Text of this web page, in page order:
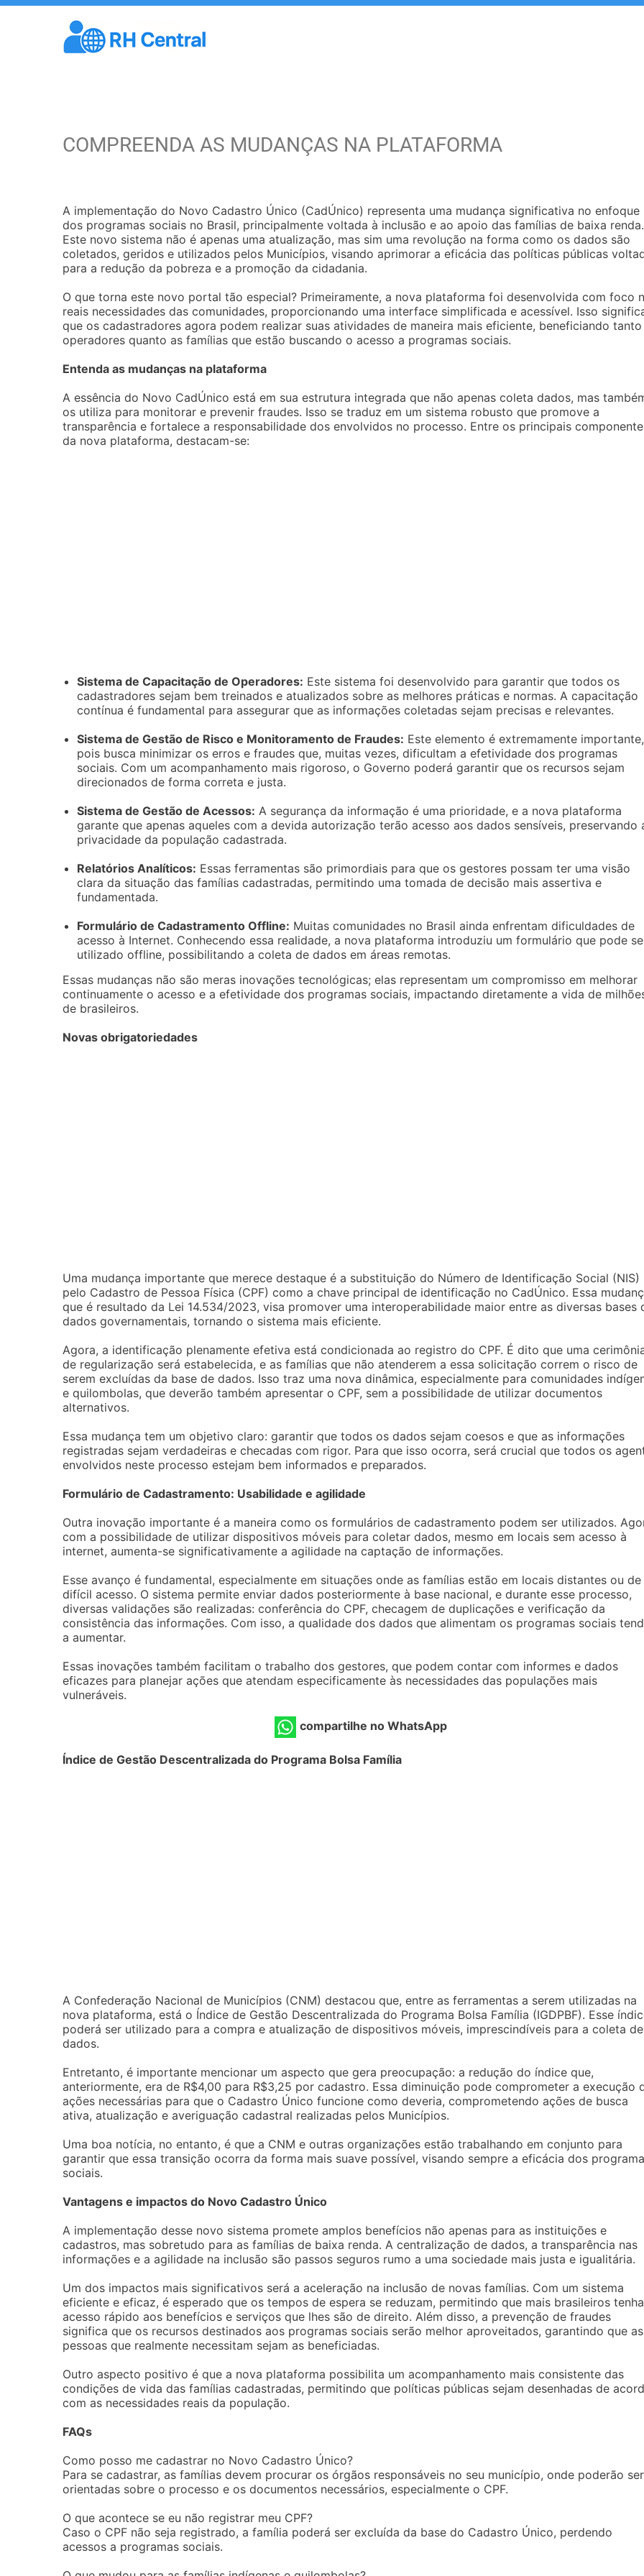
COMPREENDA AS MUDANÇAS NA PLATAFORMA
A implementação do Novo Cadastro Único (CadÚnico) representa uma mudança significativa no enfoque
dos programas sociais no Brasil, principalmente voltada à inclusão e ao apoio das famílias de baixa renda.
Este novo sistema não é apenas uma atualização, mas sim uma revolução na forma como os dados são
coletados, geridos e utilizados pelos Municípios, visando aprimorar a eficácia das políticas públicas
para a redução da pobreza e a promoção da cidadania.
O que torna este novo portal tão especial? Primeiramente, a nova plataforma foi desenvolvida com foco
reais necessidades das comunidades, proporcionando uma interface simplificada e acessível. Isso
que os cadastradores agora podem realizar suas atividades de maneira mais eficiente, beneficiando
operadores quanto as famílias que estão buscando o acesso a programas sociais.
Entenda as mudanças na plataforma
A essência do Novo CadÚnico está em sua estrutura integrada que não apenas coleta dados, mas
os utiliza para monitorar e prevenir fraudes. Isso se traduz em um sistema robusto que promove a
transparência e fortalece a responsabilidade dos envolvidos no processo. Entre os principais
da nova plataforma, destacam-se:
Sistema de Capacitação de Operadores: Este sistema foi desenvolvido para garantir que todos os
cadastradores sejam bem treinados e atualizados sobre as melhores práticas e normas. A capacitação
contínua é fundamental para assegurar que as informações coletadas sejam precisas e relevantes.
Sistema de Gestão de Risco e Monitoramento de Fraudes: Este elemento é extremamente importante,
pois busca minimizar os erros e fraudes que, muitas vezes, dificultam a efetividade dos programas
sociais. Com um acompanhamento mais rigoroso, o Governo poderá garantir que os recursos sejam
direcionados de forma correta e justa.
Sistema de Gestão de Acessos: A segurança da informação é uma prioridade, e a nova plataforma
garante que apenas aqueles com a devida autorização terão acesso aos dados sensíveis, preservando
privacidade da população cadastrada.
Relatórios Analíticos: Essas ferramentas são primordiais para que os gestores possam ter uma visão
clara da situação das famílias cadastradas, permitindo uma tomada de decisão mais assertiva e
fundamentada.
Formulário de Cadastramento Offline: Muitas comunidades no Brasil ainda enfrentam dificuldades de
acesso à Internet. Conhecendo essa realidade, a nova plataforma introduziu um formulário que pode
utilizado offline, possibilitando a coleta de dados em áreas remotas.
Essas mudanças não são meras inovações tecnológicas; elas representam um compromisso em melhorar
continuamente o acesso e a efetividade dos programas sociais, impactando diretamente a vida de
de brasileiros.
Novas obrigatoriedades
Uma mudança importante que merece destaque é a substituição do Número de Identificação Social (NIS)
pelo Cadastro de Pessoa Física (CPF) como a chave principal de identificação no CadÚnico. Essa
que é resultado da Lei 14.534/2023, visa promover uma interoperabilidade maior entre as diversas bases
dados governamentais, tornando o sistema mais eficiente.
Agora, a identificação plenamente efetiva está condicionada ao registro do CPF. É dito que uma
de regularização será estabelecida, e as famílias que não atenderem a essa solicitação correm o risco de
serem excluídas da base de dados. Isso traz uma nova dinâmica, especialmente para comunidades
e quilombolas, que deverão também apresentar o CPF, sem a possibilidade de utilizar documentos
alternativos.
Essa mudança tem um objetivo claro: garantir que todos os dados sejam coesos e que as informações
registradas sejam verdadeiras e checadas com rigor. Para que isso ocorra, será crucial que todos os
envolvidos neste processo estejam bem informados e preparados.
Formulário de Cadastramento: Usabilidade e agilidade
Outra inovação importante é a maneira como os formulários de cadastramento podem ser utilizados.
com a possibilidade de utilizar dispositivos móveis para coletar dados, mesmo em locais sem acesso à
internet, aumenta-se significativamente a agilidade na captação de informações.
Esse avanço é fundamental, especialmente em situações onde as famílias estão em locais distantes ou de
difícil acesso. O sistema permite enviar dados posteriormente à base nacional, e durante esse processo,
diversas validações são realizadas: conferência do CPF, checagem de duplicações e verificação da
consistência das informações. Com isso, a qualidade dos dados que alimentam os programas sociais
a aumentar.
Essas inovações também facilitam o trabalho dos gestores, que podem contar com informes e dados
eficazes para planejar ações que atendam especificamente às necessidades das populações mais
vulneráveis.
compartilhe no WhatsApp
Índice de Gestão Descentralizada do Programa Bolsa Família
A Confederação Nacional de Municípios (CNM) destacou que, entre as ferramentas a serem utilizadas na
nova plataforma, está o Índice de Gestão Descentralizada do Programa Bolsa Família (IGDPBF). Esse
poderá ser utilizado para a compra e atualização de dispositivos móveis, imprescindíveis para a coleta de
dados.
Entretanto, é importante mencionar um aspecto que gera preocupação: a redução do índice que,
anteriormente, era de R$4,00 para R$3,25 por cadastro. Essa diminuição pode comprometer a execução
ações necessárias para que o Cadastro Único funcione como deveria, comprometendo ações de busca
ativa, atualização e averiguação cadastral realizadas pelos Municípios.
Uma boa notícia, no entanto, é que a CNM e outras organizações estão trabalhando em conjunto para
garantir que essa transição ocorra da forma mais suave possível, visando sempre a eficácia dos
sociais.
Vantagens e impactos do Novo Cadastro Único
A implementação desse novo sistema promete amplos benefícios não apenas para as instituições e
cadastros, mas sobretudo para as famílias de baixa renda. A centralização de dados, a transparência nas
informações e a agilidade na inclusão são passos seguros rumo a uma sociedade mais justa e igualitária.
Um dos impactos mais significativos será a aceleração na inclusão de novas famílias. Com um sistema
eficiente e eficaz, é esperado que os tempos de espera se reduzam, permitindo que mais brasileiros
acesso rápido aos benefícios e serviços que lhes são de direito. Além disso, a prevenção de fraudes
significa que os recursos destinados aos programas sociais serão melhor aproveitados, garantindo que as
pessoas que realmente necessitam sejam as beneficiadas.
Outro aspecto positivo é que a nova plataforma possibilita um acompanhamento mais consistente das
condições de vida das famílias cadastradas, permitindo que políticas públicas sejam desenhadas de
com as necessidades reais da população.
FAQs
Como posso me cadastrar no Novo Cadastro Único?
Para se cadastrar, as famílias devem procurar os órgãos responsáveis no seu município, onde poderão ser
orientadas sobre o processo e os documentos necessários, especialmente o CPF.
O que acontece se eu não registrar meu CPF?
Caso o CPF não seja registrado, a família poderá ser excluída da base do Cadastro Único, perdendo
acessos a programas sociais.